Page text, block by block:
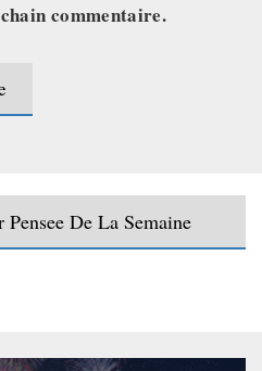
commentaire.
De La Semaine